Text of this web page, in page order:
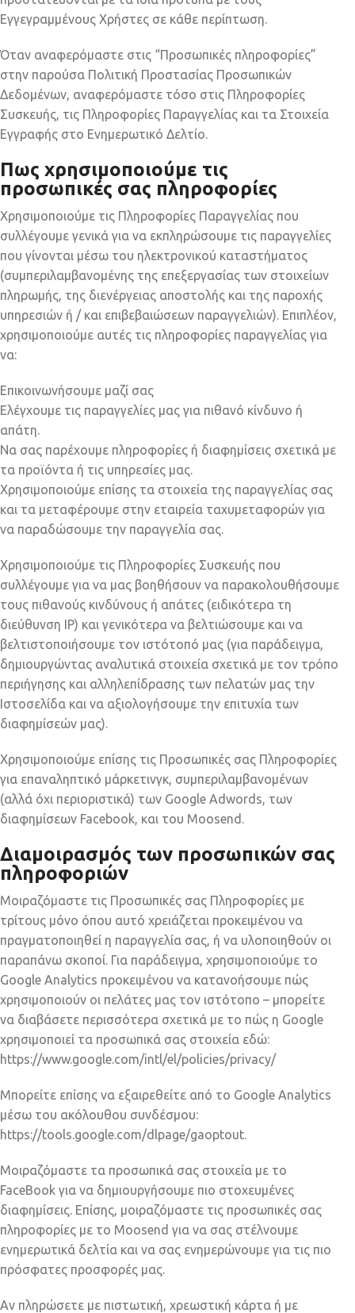
Εγγεγραμμένους Χρήστες σε κάθε περίπτωση.
Όταν αναφερόμαστε στις “Προσωπικές πληροφορίες”
στην παρούσα Πολιτική Προστασίας Προσωπικών
Δεδομένων, αναφερόμαστε τόσο στις Πληροφορίες
Συσκευής, τις Πληροφορίες Παραγγελίας και τα Στοιχεία
Εγγραφής στο Ενημερωτικό Δελτίο.
Πως χρησιμοποιούμε τις
προσωπικές σας πληροφορίες
Χρησιμοποιούμε τις Πληροφορίες Παραγγελίας που
συλλέγουμε γενικά για να εκπληρώσουμε τις παραγγελίες
που γίνονται μέσω του ηλεκτρονικού καταστήματος
(συμπεριλαμβανομένης της επεξεργασίας των στοιχείων
πληρωμής, της διενέργειας αποστολής και της παροχής
υπηρεσιών ή / και επιβεβαιώσεων παραγγελιών). Επιπλέον,
χρησιμοποιούμε αυτές τις πληροφορίες παραγγελίας για
να:
Επικοινωνήσουμε μαζί σας
Ελέγχουμε τις παραγγελίες μας για πιθανό κίνδυνο ή
απάτη.
Να σας παρέχουμε πληροφορίες ή διαφημίσεις σχετικά με
τα προϊόντα ή τις υπηρεσίες μας.
Χρησιμοποιούμε επίσης τα στοιχεία της παραγγελίας σας
και τα μεταφέρουμε στην εταιρεία ταχυμεταφορών για
να παραδώσουμε την παραγγελία σας.
Χρησιμοποιούμε τις Πληροφορίες Συσκευής που
συλλέγουμε για να μας βοηθήσουν να παρακολουθήσουμε
τους πιθανούς κινδύνους ή απάτες (ειδικότερα τη
διεύθυνση IP) και γενικότερα να βελτιώσουμε και να
βελτιστοποιήσουμε τον ιστότοπό μας (για παράδειγμα,
δημιουργώντας αναλυτικά στοιχεία σχετικά με τον τρόπο
περιήγησης και αλληλεπίδρασης των πελατών μας την
Ιστοσελίδα και να αξιολογήσουμε την επιτυχία των
διαφημίσεών μας).
Χρησιμοποιούμε επίσης τις Προσωπικές σας Πληροφορίες
για επαναληπτικό μάρκετινγκ, συμπεριλαμβανομένων
(αλλά όχι περιοριστικά) των Google Adwords, των
διαφημίσεων Facebook, και του Moosend.
Διαμοιρασμός των προσωπικών σας
πληροφοριών
Μοιραζόμαστε τις Προσωπικές σας Πληροφορίες με
τρίτους μόνο όπου αυτό χρειάζεται προκειμένου να
πραγματοποιηθεί η παραγγελία σας, ή να υλοποιηθούν οι
παραπάνω σκοποί. Για παράδειγμα, χρησιμοποιούμε το
Google Analytics προκειμένου να κατανοήσουμε πώς
χρησιμοποιούν οι πελάτες μας τον ιστότοπο – μπορείτε
να διαβάσετε περισσότερα σχετικά με το πώς η Google
χρησιμοποιεί τα προσωπικά σας στοιχεία εδώ:
https://www.google.com/intl/el/policies/privacy/
Μπορείτε επίσης να εξαιρεθείτε από το Google Analytics
μέσω του ακόλουθου συνδέσμου:
https://tools.google.com/dlpage/gaoptout.
Μοιραζόμαστε τα προσωπικά σας στοιχεία με το
FaceBook για να δημιουργήσουμε πιο στοχευμένες
διαφημίσεις. Επίσης, μοιραζόμαστε τις προσωπικές σας
πληροφορίες με το Moosend για να σας στέλνουμε
ενημερωτικά δελτία και να σας ενημερώνουμε για τις πιο
πρόσφατες προσφορές μας.
Αν πληρώσετε με πιστωτική, χρεωστική κάρτα ή με